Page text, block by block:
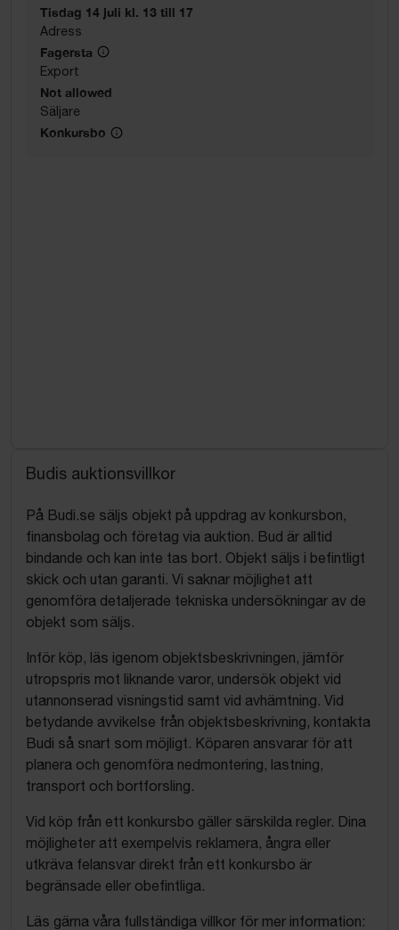
Tisdag 14 juli kl. 13 till 17
Adress
Fagersta
Export
Not allowed
Säljare
Konkursbo
Budis auktionsvillkor
På Budi.se säljs objekt på uppdrag av konkursbon,
finansbolag och företag via auktion. Bud är alltid
bindande och kan inte tas bort. Objekt säljs i befintligt
skick och utan garanti. Vi saknar möjlighet att
genomföra detaljerade tekniska undersökningar av de
objekt som säljs.
Inför köp, läs igenom objektsbeskrivningen, jämför
utropspris mot liknande varor, undersök objekt vid
utannonserad visningstid samt vid avhämtning. Vid
betydande avvikelse från objektsbeskrivning, kontakta
Budi så snart som möjligt. Köparen ansvarar för att
planera och genomföra nedmontering, lastning,
transport och bortforsling.
Vid köp från ett konkursbo gäller särskilda regler. Dina
möjligheter att exempelvis reklamera, ångra eller
utkräva felansvar direkt från ett konkursbo är
begränsade eller obefintliga.
Läs gärna våra fullständiga villkor för mer information: